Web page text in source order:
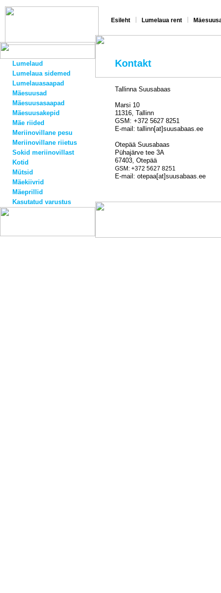
Esileht Lumelaua rent
Lumelaud
Lumelaua sidemed
Lumelauasaapad
Mäesuusad
Mäesuusasaapad
Mäesuusakepid
Mäe riided
Meriinovillane pesu
Meriinovillane riietus
Sokid meriinovillast
Kotid
Mütsid
Mäekiivrid
Mäeprillid
Kasutatud varustus
Kontakt
Tallinna Suusabaas
Marsi 10
11316, Tallinn
GSM: +372 5627 8251
E-mail: tallinn[at]suusabaas.ee
Otepää Suusabaas
Pühajärve tee 3A
67403, Otepää
GSM: +372 5627 8251
E-mail: otepaa[at]suusabaas.ee